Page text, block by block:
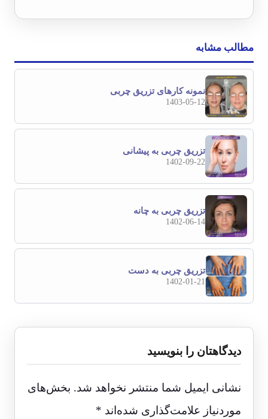
مطالب مشابه
نمونه کارهای تزریق چربی
1403-05-12
تزریق چربی به پیشانی
1402-09-22
تزریق چربی به چانه
1402-06-14
تزریق چربی به دست
1402-01-21
دیدگاهتان را بنویسید
نشانی ایمیل شما منتشر نخواهد شد. بخش‌های
موردنیاز علامت‌گذاری شده‌اند *